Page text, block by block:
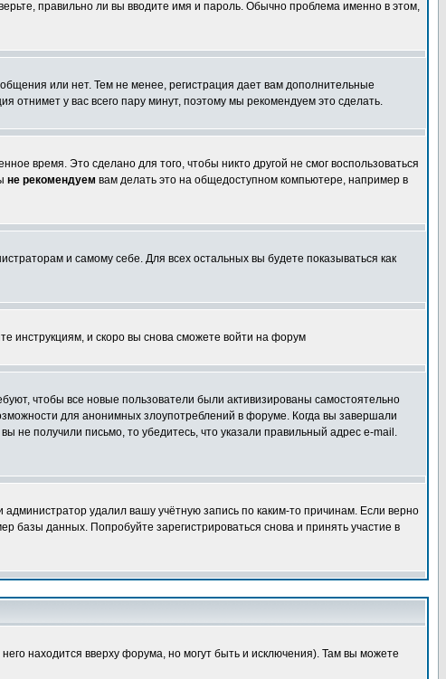
правильно ли вы вводите имя и пароль. Обычно проблема именно в этом,
или нет. Тем не менее, регистрация дает вам дополнительные
отнимет у вас всего пару минут, поэтому мы рекомендуем это сделать.
время. Это сделано для того, чтобы никто другой не смог воспользоваться
не рекомендуем вам делать это на общедоступном компьютере, например в
и самому себе. Для всех остальных вы будете показываться как
инструкциям, и скоро вы снова сможете войти на форум
чтобы все новые пользователи были активизированы самостоятельно
для анонимных злоупотреблений в форуме. Когда вы завершали
не получили письмо, то убедитесь, что указали правильный адрес e-mail.
удалил вашу учётную запись по каким-то причинам. Если верно
базы данных. Попробуйте зарегистрироваться снова и принять участие в
находится вверху форума, но могут быть и исключения). Там вы можете